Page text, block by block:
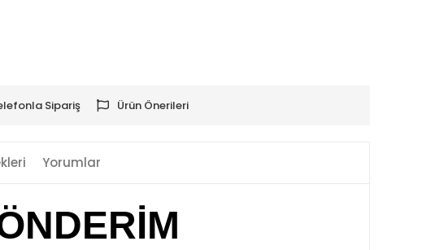
Sipariş Ürün Önerileri
Yorumlar